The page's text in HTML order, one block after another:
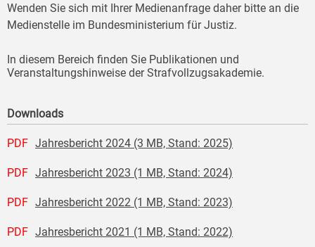
Wenden Sie sich mit Ihrer Medienanfrage daher bitte an die
Medienstelle im Bundesministerium für Justiz.
In diesem Bereich finden Sie Publikationen und
Veranstaltungshinweise der Strafvollzugsakademie.
Downloads
PDF Jahresbericht 2024 (3 MB, Stand: 2025)
PDF Jahresbericht 2023 (1 MB, Stand: 2024)
PDF Jahresbericht 2022 (1 MB, Stand: 2023)
PDF Jahresbericht 2021 (1 MB, Stand: 2022)